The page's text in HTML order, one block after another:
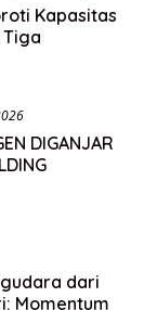
Kapasitas
DIGANJAR
dari
Momentum